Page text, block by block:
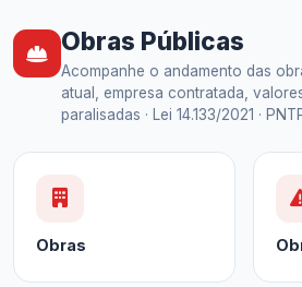
Obras Públicas
Acompanhe o andamento das
atual, empresa contratada,
paralisadas · Lei 14.133/2021 ·
Obras